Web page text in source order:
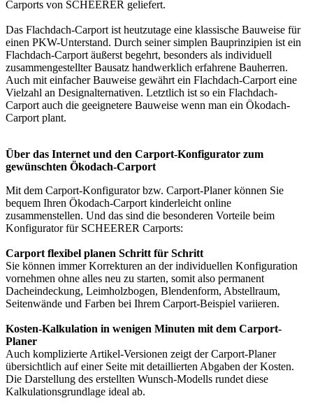
Carports von SCHEERER geliefert.
Das Flachdach-Carport ist heutzutage eine klassische Bauweise für
einen PKW-Unterstand. Durch seiner simplen Bauprinzipien ist ein
Flachdach-Carport äußerst begehrt, besonders als individuell
zusammengestellter Bausatz handwerklich erfahrene Bauherren.
Auch mit einfacher Bauweise gewährt ein Flachdach-Carport eine
Vielzahl an Designalternativen. Letztlich ist so ein Flachdach-
Carport auch die geeignetere Bauweise wenn man ein Ökodach-
Carport plant.
Über das Internet und den Carport-Konfigurator zum
gewünschten Ökodach-Carport
Mit dem Carport-Konfiguratorbzw. Carport-Planer können Sie
bequem Ihren Ökodach-Carport kinderleicht online
zusammenstellen. Und das sind die besonderen Vorteile beim
Konfigurator für SCHEERER Carports:
Carport flexibel planen Schritt für Schritt
Sie können immer Korrekturen an der individuellen Konfiguration
vornehmen ohne alles neu zu starten, somit also permanent
Dacheindeckung, Leimholzbogen, Blendenform, Abstellraum,
Seitenwände und Farben bei Ihrem Carport-Beispiel variieren.
Kosten-Kalkulation in wenigen Minuten mit dem Carport-
Planer
Auch komplizierte Artikel-Versionen zeigt der Carport-Planer
übersichtlich auf einer Seite mit detaillierten Abgaben der Kosten.
Die Darstellung des erstellten Wunsch-Modells rundet diese
Kalkulationsgrundlage ideal ab.